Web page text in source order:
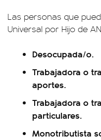
Las personas que
Universal por Hijo de
Desocupada/o.
Trabajadora o
aportes.
Trabajadora o
particulares.
Monotributista